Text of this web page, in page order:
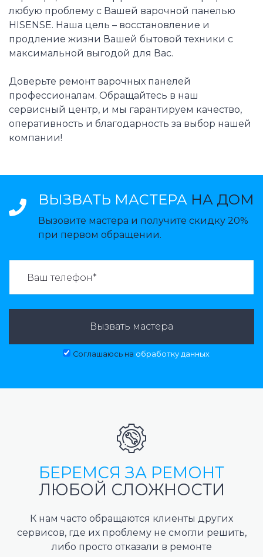
любую проблему с Вашей варочной панелью
HISENSE. Наша цель – восстановление и
продление жизни Вашей бытовой техники с
максимальной выгодой для Вас.
Доверьте ремонт варочных панелей
профессионалам. Обращайтесь в наш
сервисный центр, и мы гарантируем качество,
оперативность и благодарность за выбор нашей
компании!
ВЫЗВАТЬ МАСТЕРА НА ДОМ
Вызовите мастера и получите скидку 20%
при первом обращении.
Вызвать мастера
Соглашаюсь на обработку данных
БЕРЕМСЯ ЗА РЕМОНТ
ЛЮБОЙ СЛОЖНОСТИ
К нам часто обращаются клиенты других
сервисов, где их проблему не смогли решить,
либо просто отказали в ремонте